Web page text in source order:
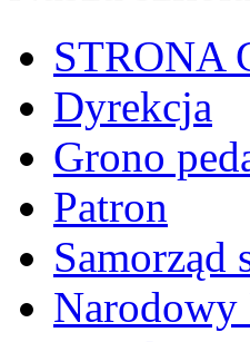
STRONA
Dyrekcja
Grono
Patron
Samorząd
Narodowy